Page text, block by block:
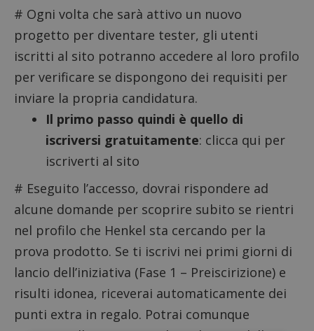
# Ogni volta che sarà attivo un nuovo
progetto per diventare tester, gli utenti
iscritti al sito potranno accedere al loro profilo
per verificare se dispongono dei requisiti per
inviare la propria candidatura.
Il primo passo quindi è quello di
iscriversi gratuitamente: clicca qui per
iscriverti al sito
# Eseguito l’accesso, dovrai rispondere ad
alcune domande per scoprire subito se rientri
nel profilo che Henkel sta cercando per la
prova prodotto. Se ti iscrivi nei primi giorni di
lancio dell’iniziativa (Fase 1 – Preiscirizione) e
risulti idonea, riceverai automaticamente dei
punti extra in regalo. Potrai comunque